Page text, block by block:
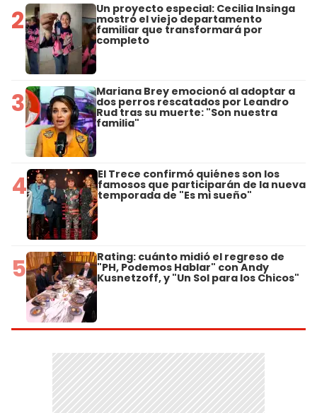
2 Un proyecto especial: Cecilia Insinga
mostró el viejo departamento
familiar que transformará por
completo
3 Mariana Brey emocionó al adoptar a
dos perros rescatados por Leandro
Rud tras su muerte: "Son nuestra
familia"
4 El Trece confirmó quiénes son los
famosos que participarán de la nueva
temporada de "Es mi sueño"
5 Rating: cuánto midió el regreso de
"PH, Podemos Hablar" con Andy
Kusnetzoff, y "Un Sol para los Chicos"